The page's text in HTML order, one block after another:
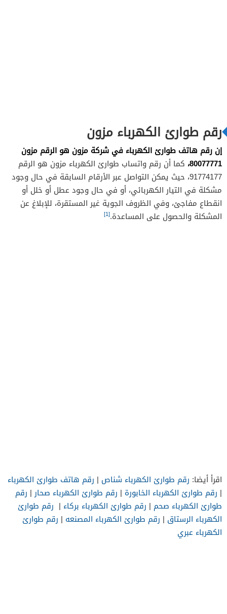
رقم طوارئ الكهرباء مزون
إن رقم هاتف طوارئ الكهرباء في شركة مزون هو الرقم مزون
80077771، كما أن رقم واتساب طوارئ الكهرباء مزون هو الرقم
91774177، حيث يمكن التواصل عبر الأرقام السابقة في حال وجود
مشكلة في التيار الكهربائي، أو في حال وجود عطل أو خلل أو
انقطاع مفاجئ، وفي الظروف الجوية غير المستقرة، للإبلاغ عن
المشكلة والحصول على المساعدة.[1]
اقرأ أيضا: رقم طوارئ الكهرباء شناص | رقم هاتف طوارئ الكهرباء
| رقم طوارئ الكهرباء الخابورة | رقم طوارئ الكهرباء صحار| رقم
طوارئ الكهرباء صحم | رقم طوارئ الكهرباء بركاء | رقم طوارئ
الكهرباء الرستاق | رقم طوارئ الكهرباء المصنعه | رقم طوارئ
الكهرباء عبري